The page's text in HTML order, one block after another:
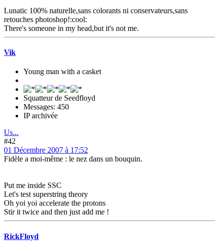
Lunatic 100% naturelle,sans colorants ni conservateurs,sans
retouches photoshop!:cool:
There's someone in my head,but it's not me.
Vik
Young man with a casket
Squatteur de Seedfloyd
Messages: 450
IP archivée
Us...
#42
01 Décembre 2007 à 17:52
Fidèle a moi-même : le nez dans un bouquin.
Put me inside SSC
Let's test superstring theory
Oh yoi yoi accelerate the protons
Stir it twice and then just add me !
RickFloyd